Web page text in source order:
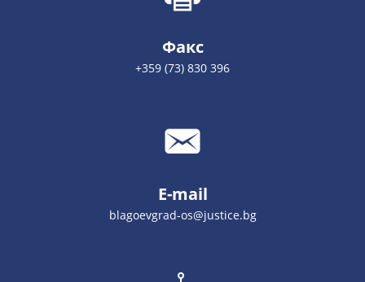
Факс
+359 (73) 830 396
E-mail
blagoevgrad-os@justice.bg